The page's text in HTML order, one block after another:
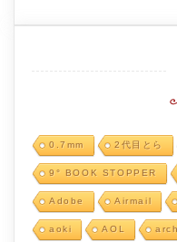
0.7mm 2代目とら
9° BOOK STOPPER
Adobe Airmail
aoki AOL